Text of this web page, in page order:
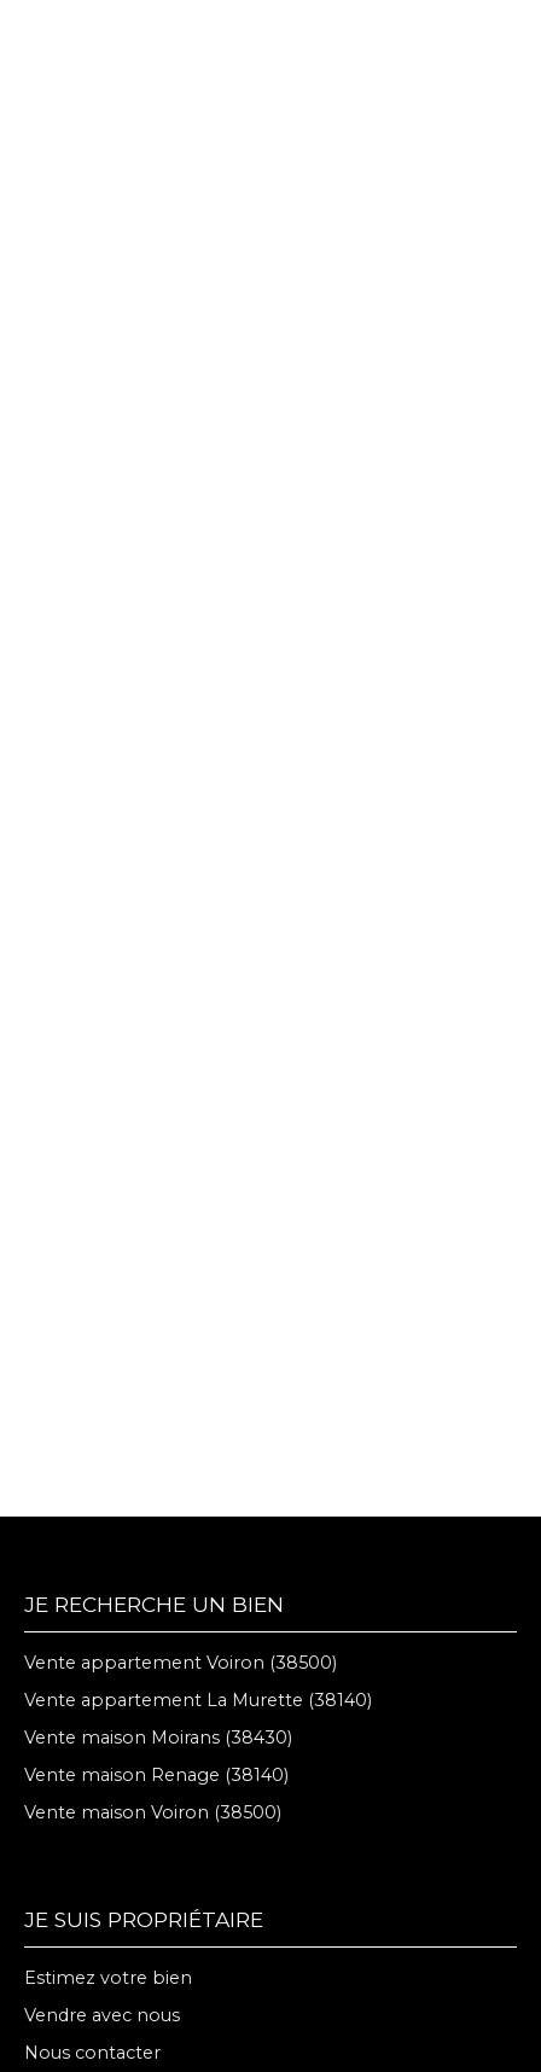
JE RECHERCHE UN BIEN
Vente appartement Voiron (38500)
Vente appartement La Murette (38140)
Vente maison Moirans (38430)
Vente maison Renage (38140)
Vente maison Voiron (38500)
JE SUIS PROPRIÉTAIRE
Estimez votre bien
Vendre avec nous
Nous contacter